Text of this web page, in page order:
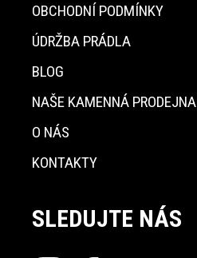
OBCHODNÍ PODMÍNKY
ÚDRŽBA PRÁDLA
BLOG
NAŠE KAMENNÁ PRODEJNA
O NÁS
KONTAKTY
SLEDUJTE NÁS